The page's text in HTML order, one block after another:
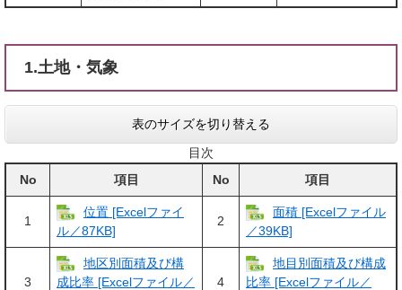
1.土地・気象
表のサイズを切り替える
目次
No
項目 No 項目
1
位置 [Excelファイ
ル／87KB]
2
面積 [Excelファイル
／39KB]
3
地区別面積及び構
成比率 [Excelファイル／
4
地目別面積及び構成
比率 [Excelファイル／